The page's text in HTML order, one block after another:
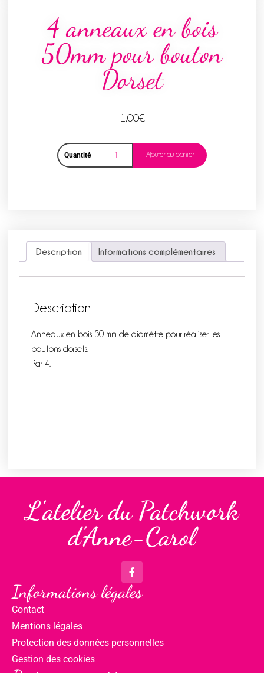
4 anneaux en bois
50mm pour bouton
Dorset
1,00€
Quantité Ajouter au panier
Description Informations complémentaires
Description
Anneaux en bois 50 mm de diamètre pour réaliser les
boutons dorsets.
Par 4.
L'atelier du Patchwork
d'Anne-Carol
Informations légales
Contact
Mentions légales
Protection des données personnelles
Gestion des cookies